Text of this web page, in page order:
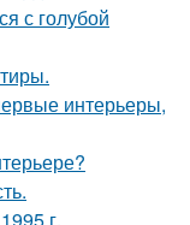
с голубой
интерьеры,